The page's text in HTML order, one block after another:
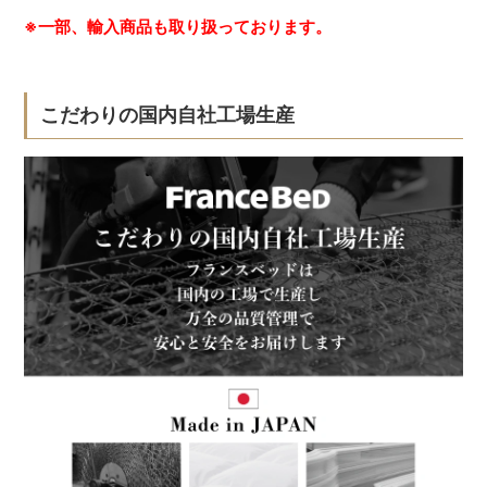
※一部、輸入商品も取り扱っております。
こだわりの国内自社工場生産